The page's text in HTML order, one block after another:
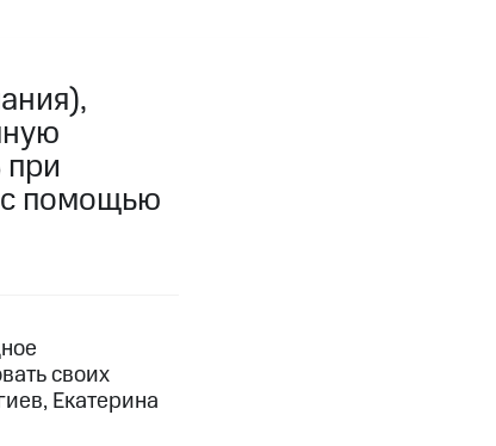
с помощью
своих
Екатерина